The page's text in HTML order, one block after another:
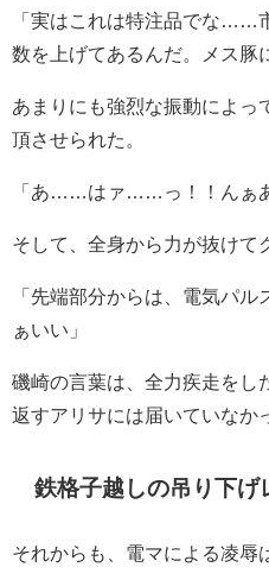
「実はこれは特注品でな……
数を上げてあるんだ。メス豚
あまりにも強烈な振動によっ
頂させられた。
「あ……はァ……っ！！んぁあ
そして、全身から力が抜けて
「先端部分からは、電気パ
ぁいい」
磯崎の言葉は、全力疾走をし
返すアリサには届いていなか
鉄格子越しの吊り下げ
それからも、電マによる凌辱